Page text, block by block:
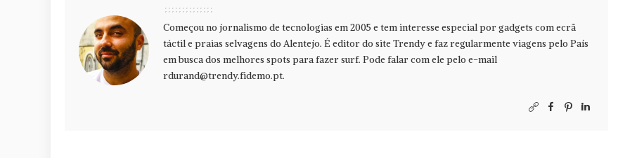
Começou no jornalismo de tecnologias em 2005 e tem interesse especial por gadgets com ecrã
táctil e praias selvagens do Alentejo. É editor do site Trendy e faz regularmente viagens pelo País
em busca dos melhores spots para fazer surf. Pode falar com ele pelo e-mail
rdurand@trendy.fidemo.pt.